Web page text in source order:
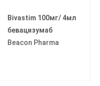
Bivastim 100мг/ 4мл
бевацизумаб
Beacon Pharma